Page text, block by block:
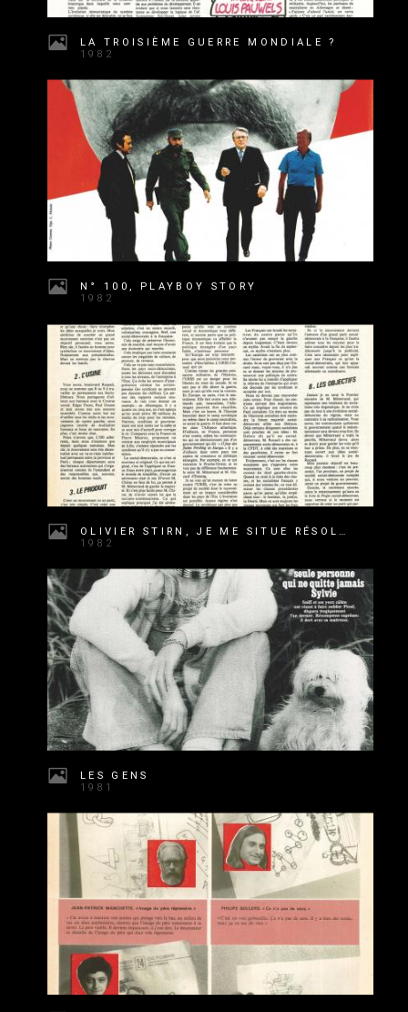
LA TROISIÈME GUERRE MONDIALE ?
1982
N° 100, PLAYBOY STORY
1982
1982
LES GENS
1981